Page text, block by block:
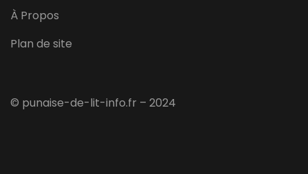
À Propos
Plan de site
© punaise-de-lit-info.fr – 2024